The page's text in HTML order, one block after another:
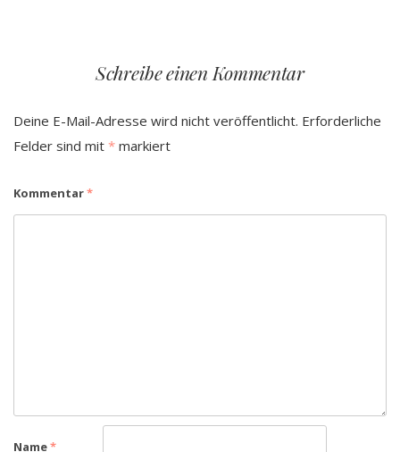
Schreibe einen Kommentar
Deine E-Mail-Adresse wird nicht veröffentlicht. Erforderliche
Felder sind mit * markiert
Kommentar*
Name*